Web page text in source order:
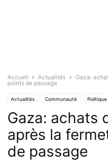
Accueil Actualités
Gaza:
points de passage
Actualités Communauté Politique
Gaza: achats
après la
de passage